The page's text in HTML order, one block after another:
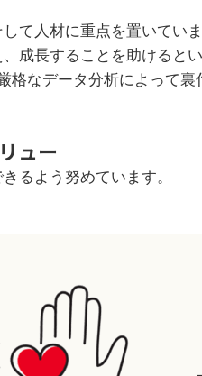
て人材に重点を置いていま
成長することを助けると
なデータ分析によって裏
ュー
るよう努めています。